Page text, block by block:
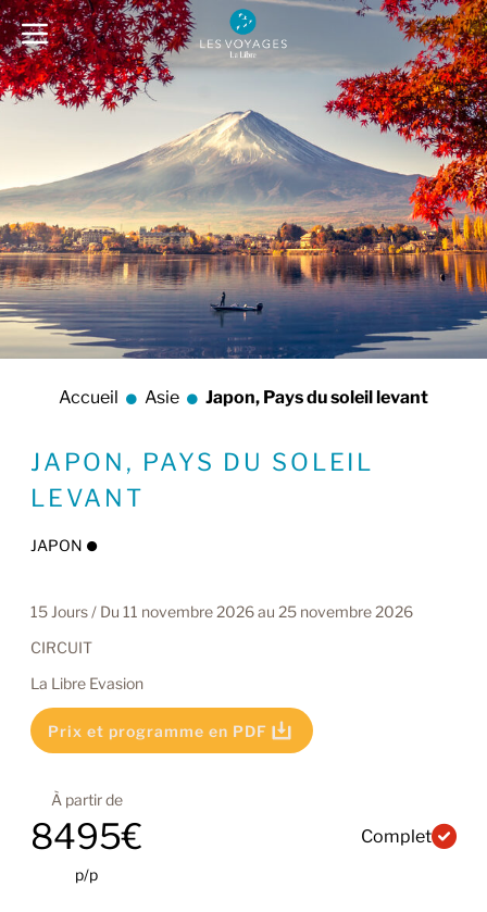
Accueil Asie Japon, Pays du soleil levant
JAPON, PAYS DU SOLEIL
LEVANT
JAPON
15 Jours / Du 11 novembre 2026 au 25 novembre 2026
CIRCUIT
La Libre Evasion
Prix et programme en PDF
Complet
À partir de
8495€
p/p